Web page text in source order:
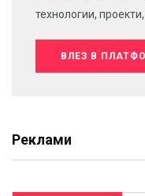
технологии,
ВЛЕЗ В
Реклами